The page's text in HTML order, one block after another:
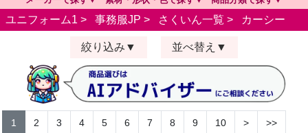
ユニフォーム1 > 事務服JP > さくいん一覧 > カーシー
絞り込み 並べ替え
1 2 3 4 5 6 7 8 9 10 > >>